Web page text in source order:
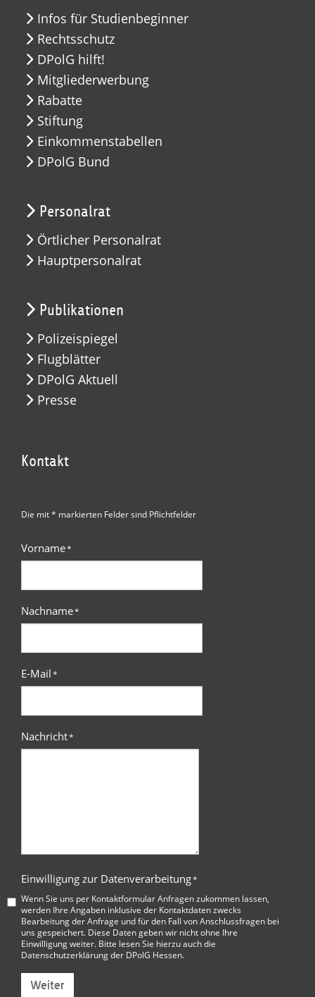
Infos für Studienbeginner
Rechtsschutz
DPolG hilft!
Mitgliederwerbung
Rabatte
Stiftung
Einkommenstabellen
DPolG Bund
Personalrat
Örtlicher Personalrat
Hauptpersonalrat
Publikationen
Polizeispiegel
Flugblätter
DPolG Aktuell
Presse
Kontakt
Die mit * markierten Felder sind Pflichtfelder
Vorname*
Nachname*
E-Mail*
Nachricht*
Einwilligung zur Datenverarbeitung*
Wenn Sie uns per Kontaktformular Anfragen zukommen lassen,
werden Ihre Angaben inklusive der Kontaktdaten zwecks
Bearbeitung der Anfrage und für den Fall von Anschlussfragen bei
uns gespeichert. Diese Daten geben wir nicht ohne Ihre
Einwilligung weiter. Bitte lesen Sie hierzu auch die
Datenschutzerklärung der DPolG Hessen.
Weiter